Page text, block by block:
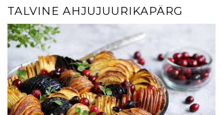
TALVINE AHJUJUURIKAPÄRG